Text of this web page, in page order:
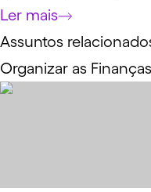
Ler mais
Assuntos
Organizar as Finanças